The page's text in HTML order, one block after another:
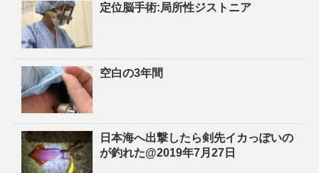
定位脳手術:局所性ジストニア
空白の3年間
日本海へ出撃したら剣先イカっぽいの
が釣れた@2019年7月27日